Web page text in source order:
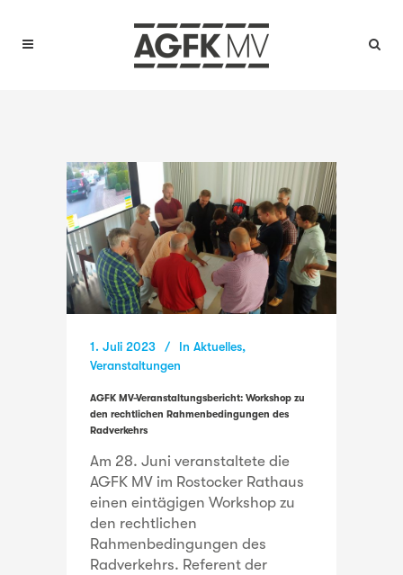
1. Juli 2023 In Aktuelles,
Veranstaltungen
AGFK MV-Veranstaltungsbericht: Workshop zu
den rechtlichen Rahmenbedingungen des
Radverkehrs
Am 28. Juni veranstaltete die
AGFK MV im Rostocker Rathaus
einen eintägigen Workshop zu
den rechtlichen
Rahmenbedingungen des
Radverkehrs. Referent der